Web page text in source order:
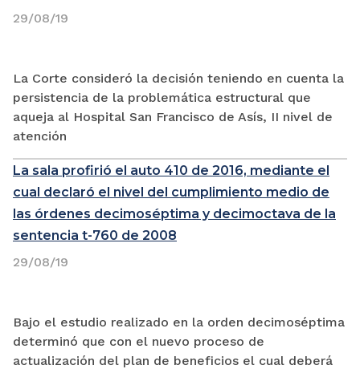
La Corte consideró la decisión teniendo en cuenta la
persistencia de la problemática estructural que
aqueja al Hospital San Francisco de Asís, II nivel de
atención
29/08/19
La sala profirió el auto 410 de 2016, mediante el
cual declaró el nivel del cumplimiento medio de
las órdenes decimoséptima y decimoctava de la
sentencia t-760 de 2008
Bajo el estudio realizado en la orden decimoséptima
determinó que con el nuevo proceso de
actualización del plan de beneficios el cual deberá
29/08/19